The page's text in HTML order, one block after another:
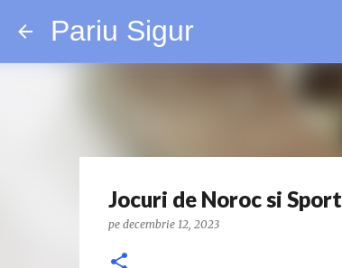
Pariu Sigur
Jocuri de Noroc si
pe decembrie 12, 2023